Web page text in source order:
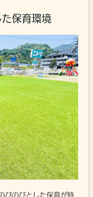
保育環境
びのびとした保育が特